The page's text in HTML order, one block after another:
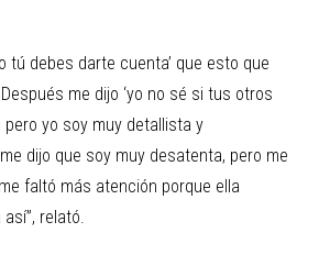
tú debes darte cuenta’ que esto que
me dijo ‘yo no sé si tus otros
yo soy muy detallista y
dijo que soy muy desatenta, pero me
faltó más atención porque ella
relató.